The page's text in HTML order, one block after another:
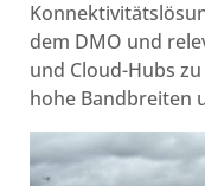
dem DMO und
und Cloud-Hubs
hohe Bandbreiten